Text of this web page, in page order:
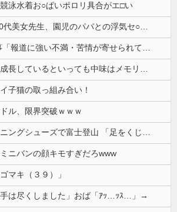
泳水着お○ぱいポロリ具合がエ□い
【ガチ】 幼稚園の20代美女先生、園児のパパとの浮気セ○クス動画が流出して終わる
【速報】 熊本県知事「報道に強い不満・苦情が寄せられている」→TBSの報道特集がまさにそれな件
韓国メディア「経済成長しているといっても中味はメモリ価格だけ。雇用増加見通しが半減してしまった」……韓国の内需不況は根強い状況っすね
子猫の取っ組み合い！
ル、限界突破ｗｗｗ
ドイツ人男性がランニングシューズで富士登山 「足をくじいて動けない」
ニバンの顔キモすぎだろwww
マキ（３９）」
手は尽くしました」おば「ｱｯ…ｯｽ…」→